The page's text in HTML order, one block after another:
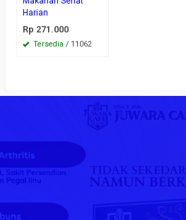
Harian
Rp 271.000
Tersedia / 11062